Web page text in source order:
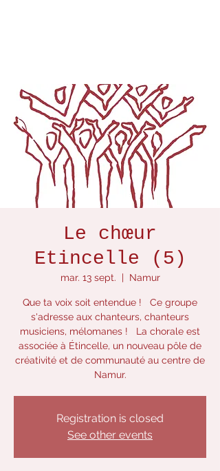
Le chœur
Etincelle (5)
mar. 13 sept.
  |
Namur
Que ta voix soit entendue ! Ce groupe
s'adresse aux chanteurs, chanteurs
musiciens, mélomanes ! La chorale est
associée à Étincelle, un nouveau pôle de
créativité et de communauté au centre de
Registration is closed
See other events